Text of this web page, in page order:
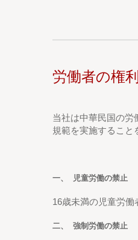
労働者の権
当社は中華民国の労
規範を実施すること
一、 児童労働の禁止
16歳未満の児童労働
二、 強制労働の禁止